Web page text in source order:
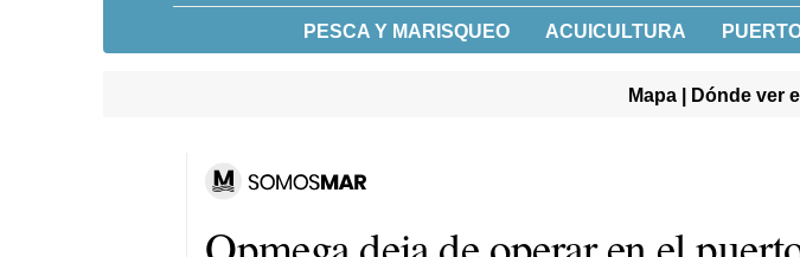
PESCA Y MARISQUEO ACUICULTURA
Mapa | Dónde ver